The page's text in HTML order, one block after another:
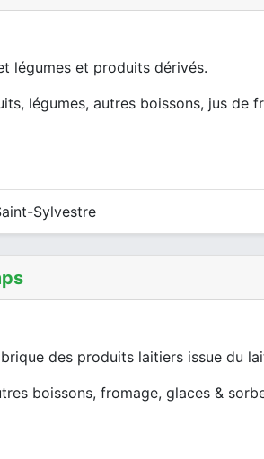
légumes et produits dérivés.
légumes, autres boissons, jus de
Sylvestre
des produits laitiers issue du
boissons, fromage, glaces &